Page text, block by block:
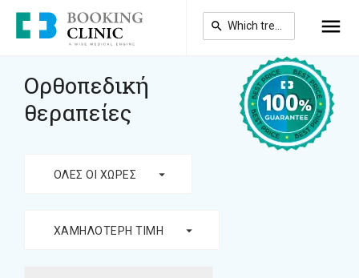
Skip
main
Ορθοπεδική
θεραπείες
ΌΛΕΣ ΟΙ ΧΏΡΕΣ arrow_drop_down
ΧΑΜΗΛΌΤΕΡΗ ΤΙΜΉ arrow_drop_down